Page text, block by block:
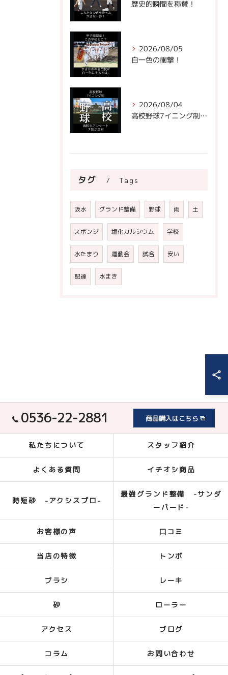
歴史的瞬間を称賛！
2026/08/05
白一色の衝撃！
2026/08/04
高校野球7イニング制への声。
タグ Tags
吸水 グランド整備 野球 雨 土
スポンジ 塩化カルシウム 学校
水たまり 運動会 試合 安い
配達 水まき
0536-22-2881 商品購入はこちら
私たちについて スタッフ紹介
よくある質問 イチオシ商品
時短砂 -アクシスプロ-
最強グランド整備 -サンダ
ーバード-
お客様の声 口コミ
当店の特徴 トンボ
ブラシ レーキ
砂 ローラー
アクセス ブログ
コラム お問い合わせ